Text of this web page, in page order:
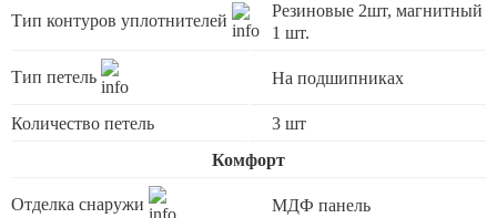
Тип контуров уплотнителей
Резиновые 2шт, магнитный
1 шт.
Тип петель На подшипниках
Количество петель
3 шт
Комфорт
Отделка снаружи МДФ панель